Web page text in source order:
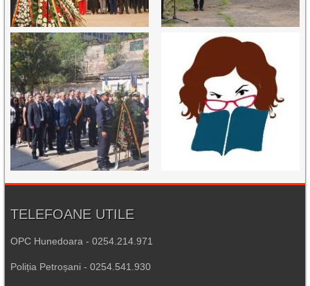
TELEFOANE UTILE
OPC Hunedoara - 0254.214.971
Poliția Petroșani - 0254.541.930